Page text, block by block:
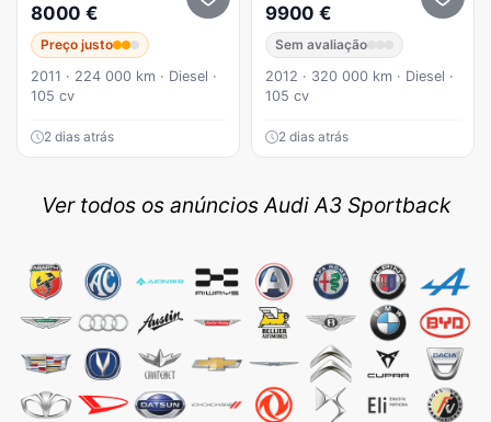
8000 €
Preço justo
2011 · 224 000 km · Diesel ·
105 cv
2 dias atrás
9900 €
Sem avaliação
2012 · 320 000 km · Diesel ·
105 cv
2 dias atrás
Ver todos os anúncios Audi A3 Sportback